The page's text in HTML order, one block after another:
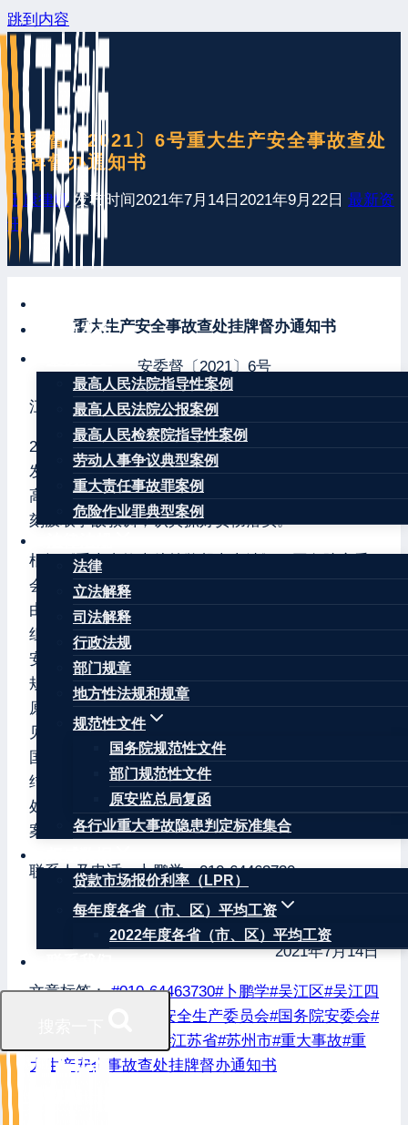
跳到内容
最新发布
最高人民法院指导性案例
最高人民法院公报案例
最高人民检察院指导性案例
劳动人事争议典型案例
重大责任事故罪案例
危险作业罪典型案例
法律
立法解释
司法解释
行政法规
部门规章
地方性法规和规章
规范性文件
国务院规范性文件
部门规范性文件
原安监总局复函
各行业重大事故隐患判定标准集合
贷款市场报价利率（LPR）
每年度各省（市、区）平均工资
2022年度各省（市、区）平均工资
安委督〔2021〕6号重大生产安全事故查处
挂牌督办通知书
王康律师 发布时间2021年7月14日 2021年9月22日 最新资
讯
重大生产安全事故查处挂牌督办通知书
安委督〔2021〕6号
江苏省人民政府：
2021年7月12日，苏州市吴江区四季开源酒店辅房
发生重大坍塌事故。事故发生后，党中央、国务院
高度重视，中央领导同志作出重要批示。你省要深
刻汲取事故教训，认真抓好贯彻落实。
根据《重大事故查处挂牌督办办法》，国务院安委
会决定对该起重大事故查处实行挂牌督办，并成立
由应急管理部总工程师、调查统计司司长李万春为
组长的督办组，进行现场督办。你省要依照《生产
安全事故报告和调查处理条例》等有关法律法规及
规章规定，抓紧组织开展事故调查，迅速查明事故
原因，严格按事故调查规定要求研究提出处理意
见。事故结案前，要将事故调查报告（未定稿）报
国务院安委会办公室审核同意后，由你省负责批复
结案并向社会公布。结案后，事故调查报告和事故
处理决定落实情况要及时报国务院安委会办公室备
案。
联系人及电话：卜鹏学，010-64463730。
国务院安全生产委员会
2021年7月14日
文章标签：#010-64463730#卜鹏学#吴江区#吴江四
国务院安全生产委员会#国务院安委会#
#江苏省#苏州市#重大事故#重
大生产安全事故查处挂牌督办通知书